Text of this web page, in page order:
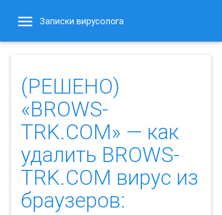
Записки вирусолога
(РЕШЕНО)
«BROWS-
TRK.COM» — как
удалить BROWS-
TRK.COM вирус из
браузеров: